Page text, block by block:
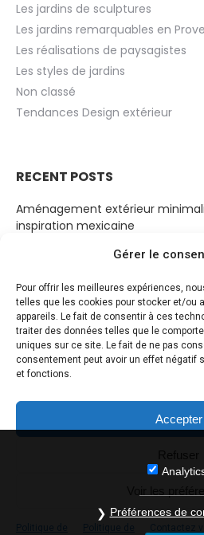
Gérer le
Pour offrir les meilleures expériences,
telles que les cookies pour stocker et/ou
appareils. Le fait de consentir à ces
traiter des données telles que le
uniques sur ce site. Le fait de ne pas
consentement peut avoir un effet négatif
et fonctions.
Accepter
Les jardins de sculptures
Les jardins remarquables en
Les réalisations de paysagistes
Les styles de jardins
Non classé
Tendances Design extérieur
RECENT POSTS
Aménagement extérieur
inspiration mexicaine
14 mars 2023
Jardin de sérénité
10 mars 2023
Jardin paysager entre ciel et terre
Préférences de